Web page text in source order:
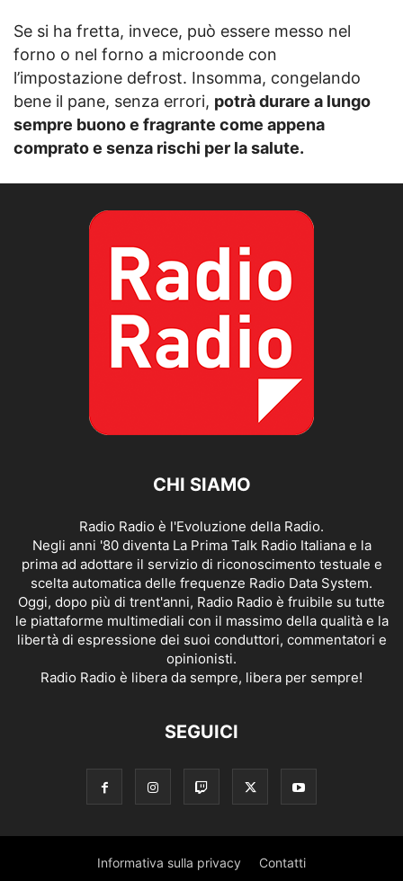
Se si ha fretta, invece, può essere messo nel
forno o nel forno a microonde con
l’impostazione defrost. Insomma, congelando
bene il pane, senza errori, potrà durare a lungo
sempre buono e fragrante come appena
comprato e senza rischi per la salute.
CHI SIAMO
Radio Radio è l'Evoluzione della Radio.
Negli anni '80 diventa La Prima Talk Radio Italiana e la
prima ad adottare il servizio di riconoscimento testuale e
scelta automatica delle frequenze Radio Data System.
Oggi, dopo più di trent'anni, Radio Radio è fruibile su tutte
le piattaforme multimediali con il massimo della qualità e la
libertà di espressione dei suoi conduttori, commentatori e
opinionisti.
Radio Radio è libera da sempre, libera per sempre!
SEGUICI
Informativa sulla privacy Contatti